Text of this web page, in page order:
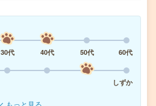
30代 40代 50代
60代
しずか
もっと見る